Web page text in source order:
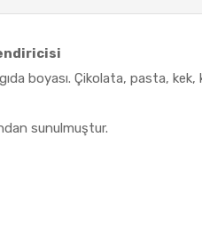
boyası. Çikolata, pasta,
sunulmuştur.